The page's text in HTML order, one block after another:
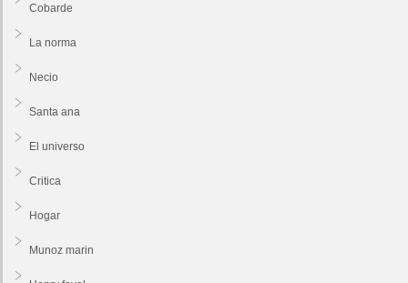
Cobarde
La norma
Necio
Santa ana
El universo
Critica
Hogar
Munoz marin